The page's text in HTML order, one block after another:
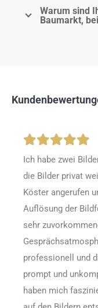
Warum sind
Baumarkt,
Ich habe zwei
die Bilder privat
Köster angerufen
Auflösung der
sehr
professionell und
prompt und
haben mich